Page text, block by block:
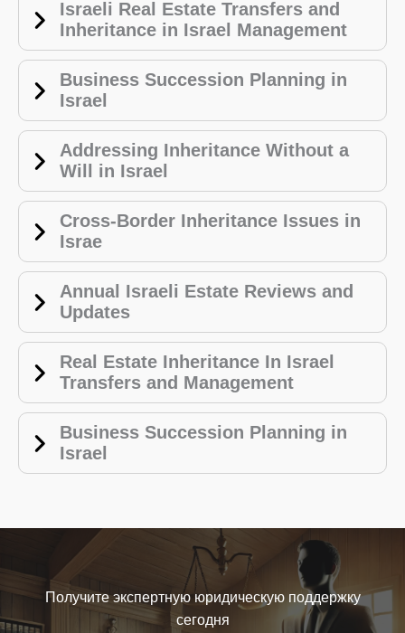
Israeli Real Estate Transfers and
Inheritance in Israel Management
Business Succession Planning in
Israel
Addressing Inheritance Without a
Will in Israel
Cross-Border Inheritance Issues in
Israe
Annual Israeli Estate Reviews and
Updates
Real Estate Inheritance In Israel
Transfers and Management
Business Succession Planning in
Israel
Получите экспертную юридическую поддержку
сегодня